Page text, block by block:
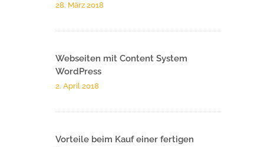
28. März 2018
Webseiten mit Content System
WordPress
2. April 2018
Vorteile beim Kauf einer fertigen